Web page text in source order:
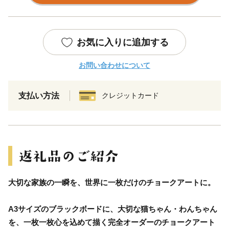
お気に入りに追加する
お問い合わせについて
支払い方法 クレジットカード
大切な家族の一瞬を、世界に一枚だけのチョークアートに。
A3サイズのブラックボードに、大切な猫ちゃん・わんちゃん
を、一枚一枚心を込めて描く完全オーダーのチョークアート